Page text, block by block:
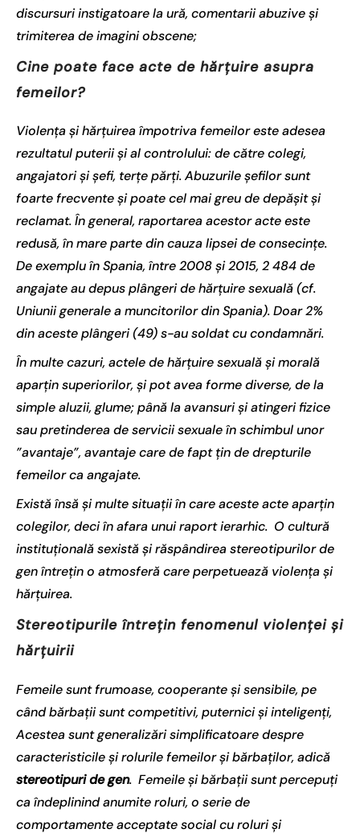
discursuri instigatoare la ură, comentarii abuzive și
trimiterea de imagini obscene;
Cine poate face acte de hărțuire asupra
femeilor?
Violența și hărțuirea împotriva femeilor este adesea
rezultatul puterii și al controlului: de către colegi,
angajatori și șefi, terțe părți. Abuzurile șefilor sunt
foarte frecvente și poate cel mai greu de depășit și
reclamat. În general, raportarea acestor acte este
redusă, în mare parte din cauza lipsei de consecințe.
De exemplu în Spania, între 2008 și 2015, 2 484 de
angajate au depus plângeri de hărțuire sexuală (cf.
Uniunii generale a muncitorilor din Spania). Doar 2%
din aceste plângeri (49) s-au soldat cu condamnări.
În multe cazuri, actele de hărțuire sexuală și morală
aparțin superiorilor, și pot avea forme diverse, de la
simple aluzii, glume; până la avansuri și atingeri fizice
sau pretinderea de servicii sexuale în schimbul unor
”avantaje”, avantaje care de fapt țin de drepturile
femeilor ca angajate.
Există însă și multe situații în care aceste acte aparțin
colegilor, deci în afara unui raport ierarhic. O cultură
instituțională sexistă și răspândirea stereotipurilor de
gen întrețin o atmosferă care perpetuează violența și
hărțuirea.
Stereotipurile întrețin fenomenul violenței și
hărțuirii
Femeile sunt frumoase, cooperante și sensibile, pe
când bărbații sunt competitivi, puternici și inteligenți,
Acestea sunt generalizări simplificatoare despre
caracteristicile și rolurile femeilor și bărbaților, adică
stereotipuri de gen. Femeile și bărbații sunt percepuți
ca îndeplinind anumite roluri, o serie de
comportamente acceptate social cu roluri și